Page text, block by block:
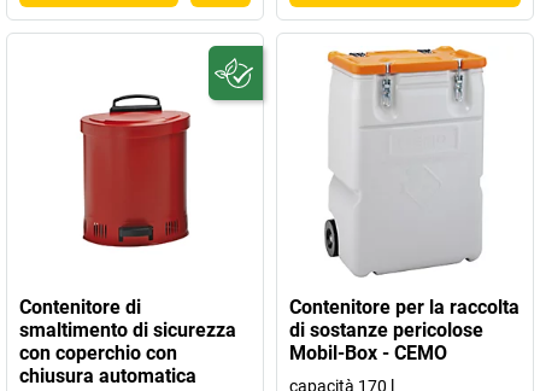
Contenitore di
smaltimento di sicurezza
con coperchio con
chiusura automatica
Contenitore per la raccolta
di sostanze pericolose
Mobil-Box - CEMO
capacità 170 l